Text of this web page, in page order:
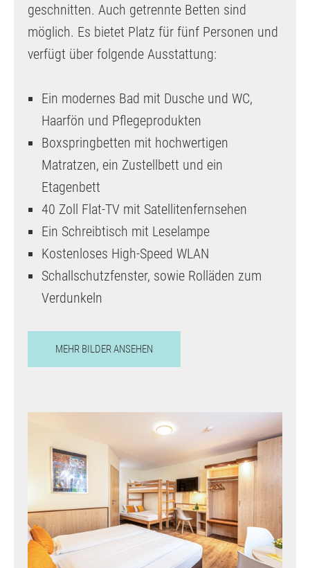
geschnitten. Auch getrennte Betten sind
möglich. Es bietet Platz für fünf Personen und
verfügt über folgende Ausstattung:
Ein modernes Bad mit Dusche und WC,
Haarfön und Pflegeprodukten
Boxspringbetten mit hochwertigen
Matratzen, ein Zustellbett und ein
Etagenbett
40 Zoll Flat-TV mit Satellitenfernsehen
Ein Schreibtisch mit Leselampe
Kostenloses High-Speed WLAN
Schallschutzfenster, sowie Rolläden zum
Verdunkeln
MEHR BILDER ANSEHEN